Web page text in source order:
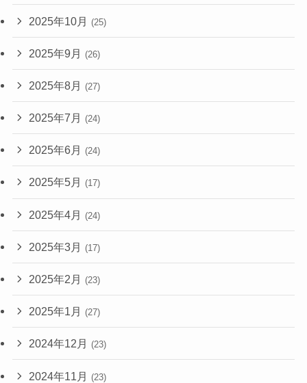
2025年10月 (25)
2025年9月 (26)
2025年8月 (27)
2025年7月 (24)
2025年6月 (24)
2025年5月 (17)
2025年4月 (24)
2025年3月 (17)
2025年2月 (23)
2025年1月 (27)
2024年12月 (23)
2024年11月 (23)